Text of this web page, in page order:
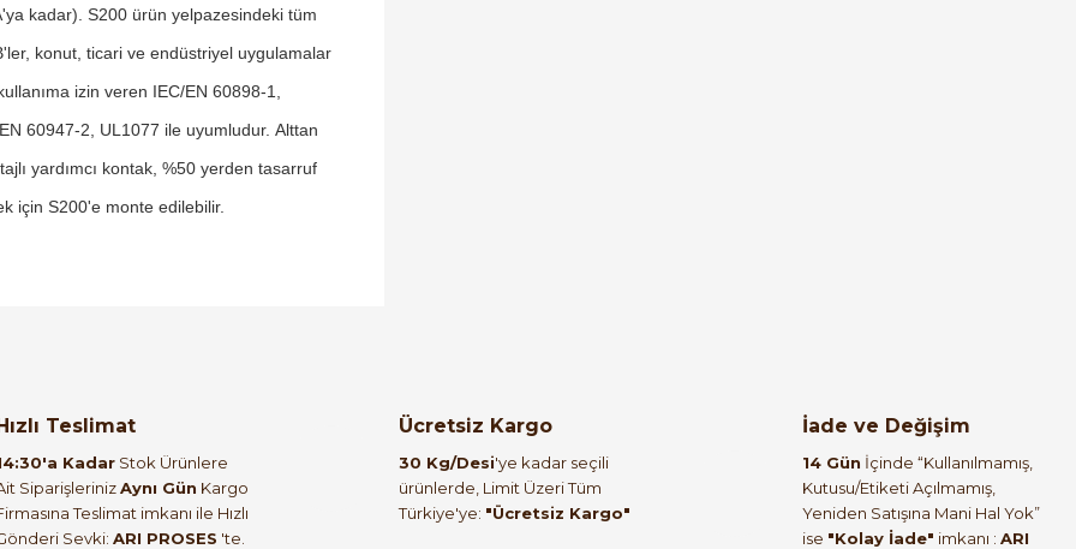
kadar). S200 ürün yelpazesindeki tüm
konut, ticari ve endüstriyel uygulamalar
izin veren IEC/EN 60898-1,
60947-2, UL1077 ile uyumludur. Alttan
yardımcı kontak, %50 yerden tasarruf
için S200'e monte edilebilir.
Teslimat
Kadar Stok Ürünlere
SiparişlerinizAynı Gün Kargo
Teslimat imkanı ile Hızlı
Sevki: ARI PROSES 'te.
Ücretsiz Kargo
30 Kg/Desi'ye kadar seçili
ürünlerde, Limit Üzeri Tüm
Türkiye'ye: "Ücretsiz Kargo"
İade ve Değişim
14 Gün İçinde “Kullanılmamış,
Kutusu/Etiketi Açılmamış,
Yeniden Satışına Mani Hal Yok”
ise "Kolay İade" imkanı : ARI